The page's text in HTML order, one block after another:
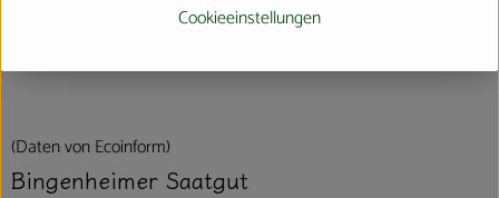
(Daten von Ecoinform)
Bingenheimer Saatgut
Cookieeinstellungen